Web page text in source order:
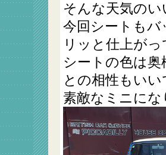
そんな天気の
今回シートも
リッと仕上が
シートの色は
との相性もい
素敵なミニに